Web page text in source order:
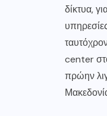
δίκτυα,
center
πρώην